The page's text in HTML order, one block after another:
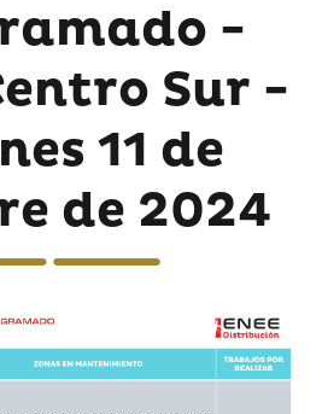
-
Sur -
11 de
de 2024